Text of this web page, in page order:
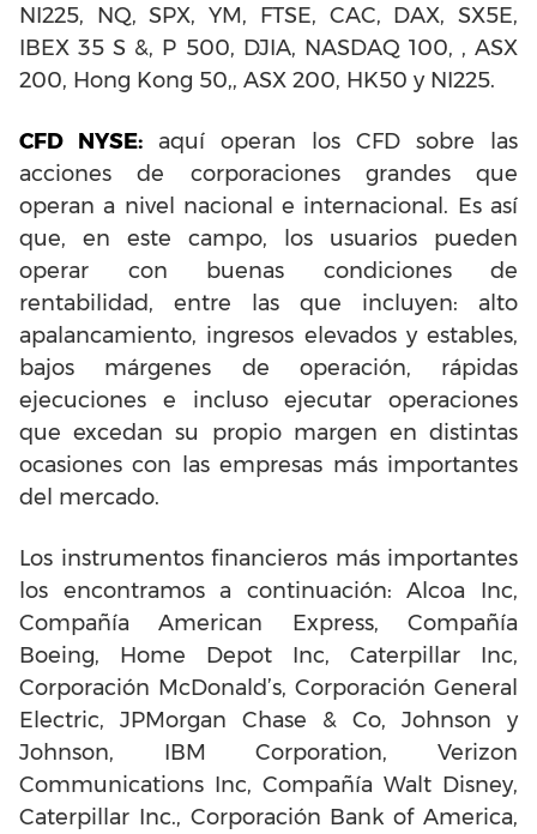
NI225, NQ, SPX, YM, FTSE, CAC, DAX, SX5E,
IBEX 35 S &, P 500, DJIA, NASDAQ 100, , ASX
200, Hong Kong 50,, ASX 200, HK50 y NI225.
CFD NYSE: aquí operan los CFD sobre las
acciones de corporaciones grandes que
operan a nivel nacional e internacional. Es así
que, en este campo, los usuarios pueden
operar con buenas condiciones de
rentabilidad, entre las que incluyen: alto
apalancamiento, ingresos elevados y estables,
bajos márgenes de operación, rápidas
ejecuciones e incluso ejecutar operaciones
que excedan su propio margen en distintas
ocasiones con las empresas más importantes
del mercado.
Los instrumentos financieros más importantes
los encontramos a continuación: Alcoa Inc,
Compañía American Express, Compañía
Boeing, Home Depot Inc, Caterpillar Inc,
Corporación McDonald’s, Corporación General
Electric, JPMorgan Chase & Co, Johnson y
Johnson, IBM Corporation, Verizon
Communications Inc, Compañía Walt Disney,
Caterpillar Inc., Corporación Bank of America,